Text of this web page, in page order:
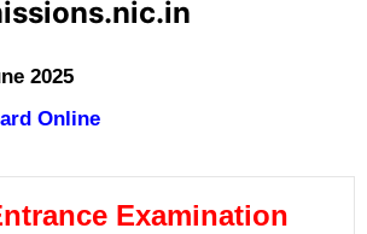
2025
Online
Examination